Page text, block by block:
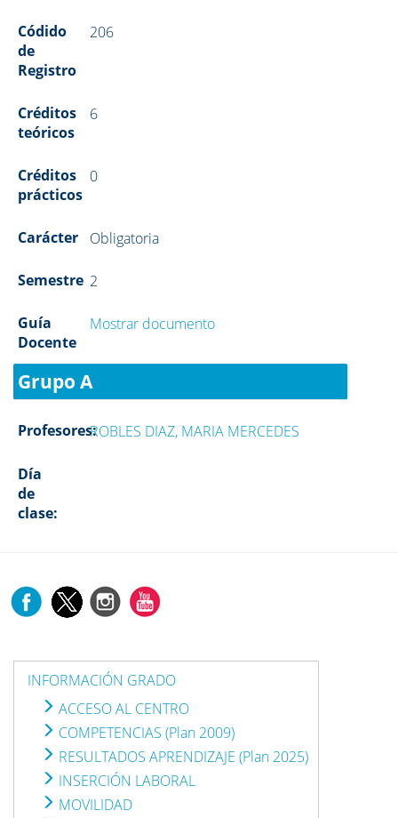
Códido
de
Registro
206
Créditos
teóricos
6
Créditos
prácticos
0
Carácter Obligatoria
Semestre 2
Guía
Docente
Mostrar documento
Grupo A
Profesores:ROBLES DIAZ, MARIA MERCEDES
Día
de
clase:
INFORMACIÓN GRADO
ACCESO AL CENTRO
COMPETENCIAS (Plan 2009)
RESULTADOS APRENDIZAJE (Plan 2025)
INSERCIÓN LABORAL
MOVILIDAD